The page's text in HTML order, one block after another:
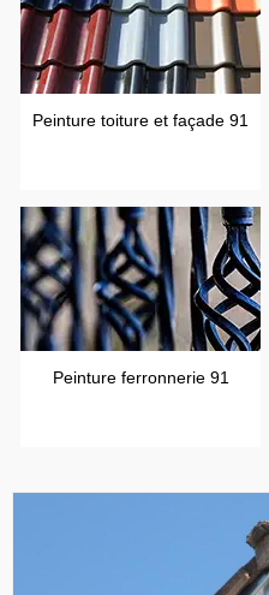
Peinture toiture et façade 91
Peinture ferronnerie 91